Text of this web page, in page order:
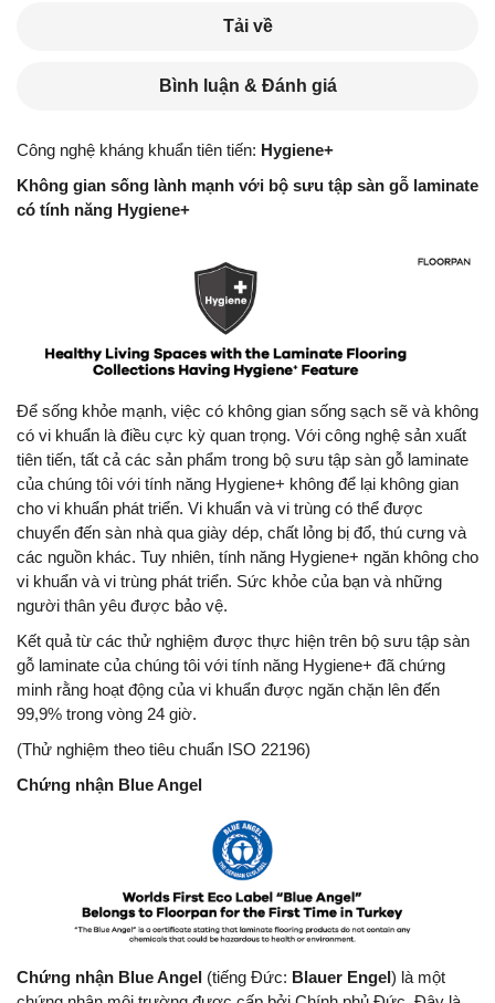
Tải về
Bình luận & Đánh giá
Công nghệ kháng khuẩn tiên tiến: Hygiene+
Không gian sống lành mạnh với bộ sưu tập sàn gỗ laminate
có tính năng Hygiene+
Để sống khỏe mạnh, việc có không gian sống sạch sẽ và không
có vi khuẩn là điều cực kỳ quan trọng. Với công nghệ sản xuất
tiên tiến, tất cả các sản phẩm trong bộ sưu tập sàn gỗ laminate
của chúng tôi với tính năng Hygiene+ không để lại không gian
cho vi khuẩn phát triển. Vi khuẩn và vi trùng có thể được
chuyển đến sàn nhà qua giày dép, chất lỏng bị đổ, thú cưng và
các nguồn khác. Tuy nhiên, tính năng Hygiene+ ngăn không cho
vi khuẩn và vi trùng phát triển. Sức khỏe của bạn và những
người thân yêu được bảo vệ.
Kết quả từ các thử nghiệm được thực hiện trên bộ sưu tập sàn
gỗ laminate của chúng tôi với tính năng Hygiene+ đã chứng
minh rằng hoạt động của vi khuẩn được ngăn chặn lên đến
99,9% trong vòng 24 giờ.
(Thử nghiệm theo tiêu chuẩn ISO 22196)
Chứng nhận Blue Angel
Chứng nhận Blue Angel (tiếng Đức: Blauer Engel) là một